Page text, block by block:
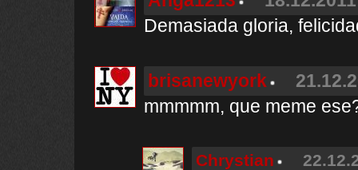
Demasiada gloria,
brisanewyork
mmmmm, que meme
Chrystian